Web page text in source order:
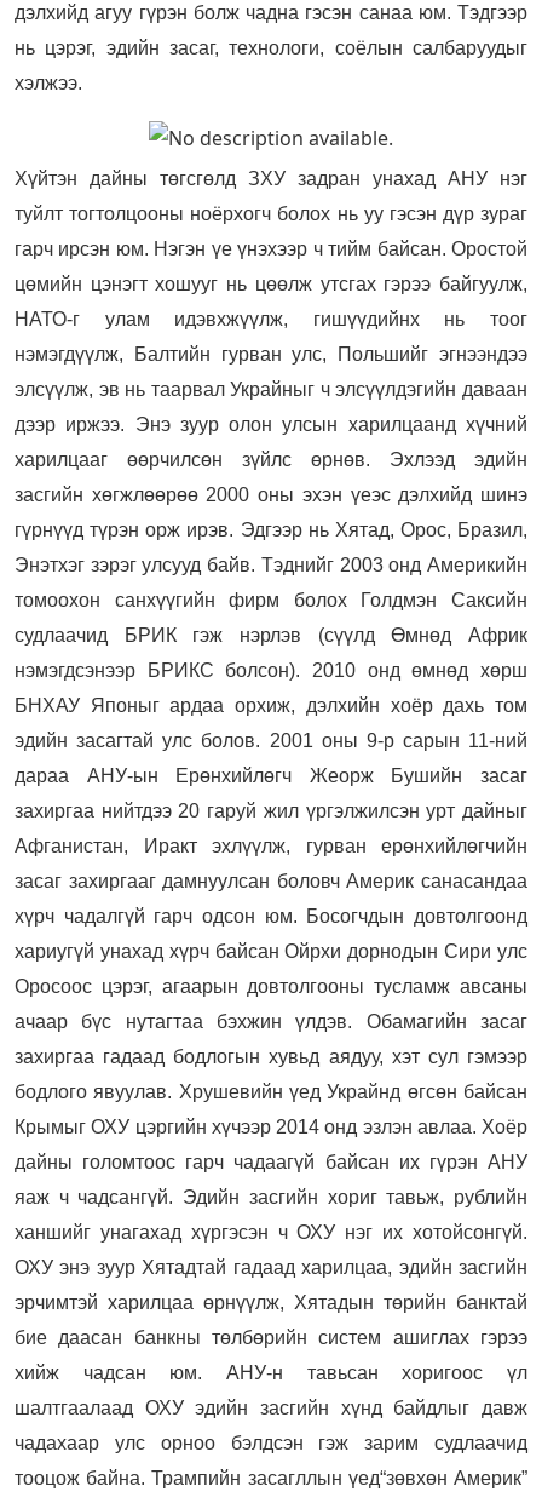
дэлхийд агуу гүрэн болж чадна гэсэн санаа юм. Тэдгээр
нь цэрэг, эдийн засаг, технологи, соёлын салбаруудыг
хэлжээ.
Хүйтэн дайны төгсгөлд ЗХУ задран унахад АНУ нэг
туйлт тогтолцооны ноёрхогч болох нь уу гэсэн дүр зураг
гарч ирсэн юм. Нэгэн үе үнэхээр ч тийм байсан. Оростой
цөмийн цэнэгт хошууг нь цөөлж утсгах гэрээ байгуулж,
НАТО-г улам идэвхжүүлж, гишүүдийнх нь тоог
нэмэгдүүлж, Балтийн гурван улс, Польшийг эгнээндээ
элсүүлж, эв нь таарвал Украйныг ч элсүүлдэгийн даваан
дээр иржээ. Энэ зуур олон улсын харилцаанд хүчний
харилцааг өөрчилсөн зүйлс өрнөв. Эхлээд эдийн
засгийн хөгжлөөрөө 2000 оны эхэн үеэс дэлхийд шинэ
гүрнүүд түрэн орж ирэв. Эдгээр нь Хятад, Орос, Бразил,
Энэтхэг зэрэг улсууд байв. Тэднийг 2003 онд Америкийн
томоохон санхүүгийн фирм болох Голдмэн Саксийн
судлаачид БРИК гэж нэрлэв (сүүлд Өмнөд Африк
нэмэгдсэнээр БРИКС болсон). 2010 онд өмнөд хөрш
БНХАУ Японыг ардаа орхиж, дэлхийн хоёр дахь том
эдийн засагтай улс болов. 2001 оны 9-р сарын 11-ний
дараа АНУ-ын Ерөнхийлөгч Жеорж Бушийн засаг
захиргаа нийтдээ 20 гаруй жил үргэлжилсэн урт дайныг
Афганистан, Иракт эхлүүлж, гурван ерөнхийлөгчийн
засаг захиргааг дамнуулсан боловч Америк санасандаа
хүрч чадалгүй гарч одсон юм. Босогчдын довтолгоонд
хариугүй унахад хүрч байсан Ойрхи дорнодын Сири улс
Оросоос цэрэг, агаарын довтолгооны тусламж авсаны
ачаар бүс нутагтаа бэхжин үлдэв. Обамагийн засаг
захиргаа гадаад бодлогын хувьд аядуу, хэт сул гэмээр
бодлого явуулав. Хрушевийн үед Украйнд өгсөн байсан
Крымыг ОХУ цэргийн хүчээр 2014 онд эзлэн авлаа. Хоёр
дайны голомтоос гарч чадаагүй байсан их гүрэн АНУ
яаж ч чадсангүй. Эдийн засгийн хориг тавьж, рублийн
ханшийг унагахад хүргэсэн ч ОХУ нэг их хотойсонгүй.
ОХУ энэ зуур Хятадтай гадаад харилцаа, эдийн засгийн
эрчимтэй харилцаа өрнүүлж, Хятадын төрийн банктай
бие даасан банкны төлбөрийн систем ашиглах гэрээ
хийж чадсан юм. АНУ-н тавьсан хоригоос үл
шалтгаалаад ОХУ эдийн засгийн хүнд байдлыг давж
чадахаар улс орноо бэлдсэн гэж зарим судлаачид
тооцож байна. Трампийн засагллын үед“зөвхөн Америк”